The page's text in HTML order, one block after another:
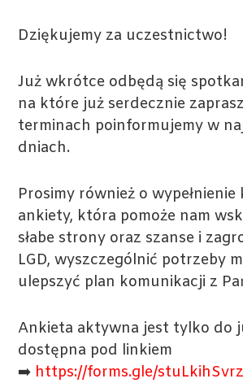
Dziękujemy za uczestnictwo!
Już wkrótce odbędą się
na które już serdecznie
terminach poinformujemy w
dniach.
Prosimy również o
ankiety, która pomoże nam
słabe strony oraz szanse i
LGD, wyszczególnić potrzeby
ulepszyć plan komunikacji z
Ankieta aktywna jest tylko do
dostępna pod linkiem
➡️ https://forms.gle/